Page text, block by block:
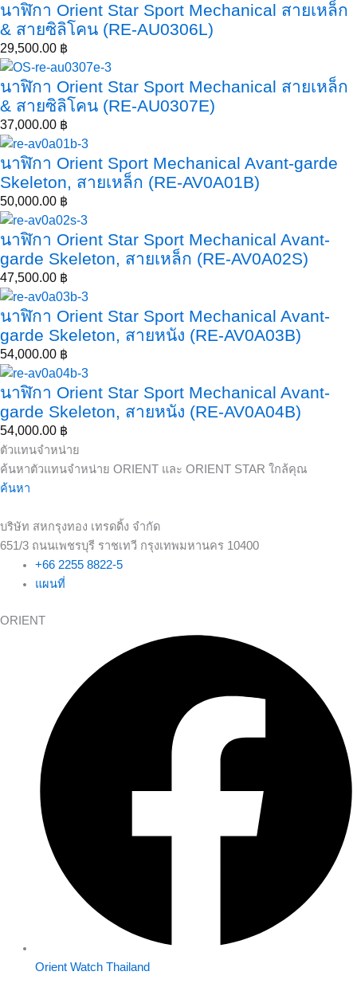
นาฬิกา Orient Star Sport Mechanical สายเหล็ก
& สายซิลิโคน (RE-AU0306L)
29,500.00 ฿
นาฬิกา Orient Star Sport Mechanical สายเหล็ก
& สายซิลิโคน (RE-AU0307E)
37,000.00 ฿
นาฬิกา Orient Sport Mechanical Avant-garde
Skeleton, สายเหล็ก (RE-AV0A01B)
50,000.00 ฿
นาฬิกา Orient Star Sport Mechanical Avant-
garde Skeleton, สายเหล็ก (RE-AV0A02S)
47,500.00 ฿
นาฬิกา Orient Star Sport Mechanical Avant-
garde Skeleton, สายหนัง (RE-AV0A03B)
54,000.00 ฿
นาฬิกา Orient Star Sport Mechanical Avant-
garde Skeleton, สายหนัง (RE-AV0A04B)
54,000.00 ฿
ตัวแทนจำหน่าย
ค้นหาตัวแทนจำหน่าย ORIENT และ ORIENT STAR ใกล้คุณ
ค้นหา
บริษัท สหกรุงทอง เทรดดิ้ง จำกัด
651/3 ถนนเพชรบุรี ราชเทวี กรุงเทพมหานคร 10400
+66 2255 8822-5
แผนที่
ORIENT
Orient Watch Thailand